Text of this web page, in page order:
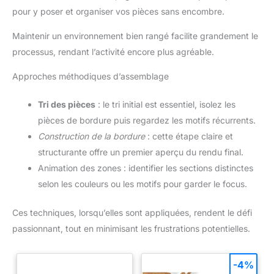
pour y poser et organiser vos pièces sans encombre.
Maintenir un environnement bien rangé facilite grandement le
processus, rendant l’activité encore plus agréable.
Approches méthodiques d’assemblage
Tri des pièces : le tri initial est essentiel, isolez les
pièces de bordure puis regardez les motifs récurrents.
Construction de la bordure: cette étape claire et
structurante offre un premier aperçu du rendu final.
Animation des zones : identifier les sections distinctes
selon les couleurs ou les motifs pour garder le focus.
Ces techniques, lorsqu’elles sont appliquées, rendent le défi
passionnant, tout en minimisant les frustrations potentielles.
-4%